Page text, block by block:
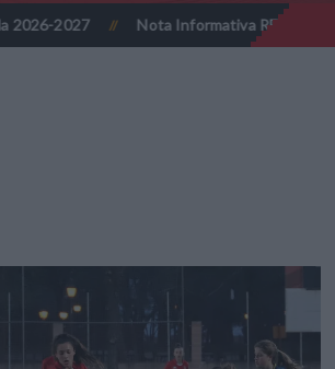
Informativa RFFM - Implantación progresiva